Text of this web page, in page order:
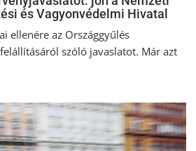
és Vagyonvédelmi Hivatal
ellenére az Országgyűlés
szóló javaslatot. Már azt